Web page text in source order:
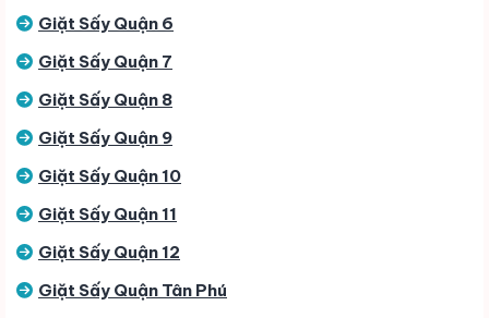
Giặt Sấy Quận 6
Giặt Sấy Quận 7
Giặt Sấy Quận 8
Giặt Sấy Quận 9
Giặt Sấy Quận 10
Giặt Sấy Quận 11
Giặt Sấy Quận 12
Giặt Sấy Quận Tân Phú